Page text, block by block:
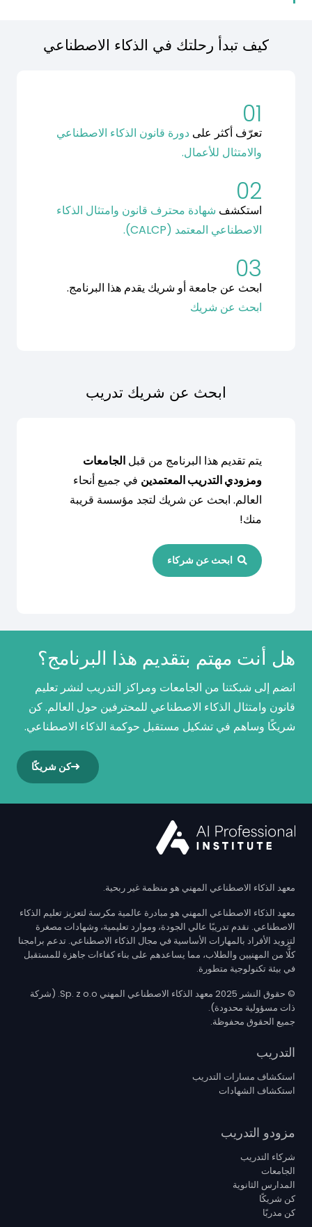
كيف تبدأ رحلتك في الذكاء الاصطناعي
01
تعرّف أكثر على دورة قانون الذكاء الاصطناعي
والامتثال للأعمال.
02
استكشف شهادة محترف قانون وامتثال الذكاء
الاصطناعي المعتمد (CALCP).
03
ابحث عن جامعة أو شريك يقدم هذا البرنامج.
ابحث عن شريك
ابحث عن شريك تدريب
يتم تقديم هذا البرنامج من قبل الجامعات
ومزودي التدريب المعتمدين في جميع أنحاء
العالم. ابحث عن شريك لتجد مؤسسة قريبة
منك!
ابحث عن شركاء
هل أنت مهتم بتقديم هذا البرنامج؟
انضم إلى شبكتنا من الجامعات ومراكز التدريب لنشر تعليم
قانون وامتثال الذكاء الاصطناعي للمحترفين حول العالم. كن
شريكًا وساهم في تشكيل مستقبل حوكمة الذكاء الاصطناعي.
كن شريكًا
معهد الذكاء الاصطناعي المهني هو منظمة غير ربحية.
معهد الذكاء الاصطناعي المهني هو مبادرة عالمية مكرسة لتعزيز تعليم الذكاء
الاصطناعي. نقدم تدريبًا عالي الجودة، وموارد تعليمية، وشهادات مصغرة
لتزويد الأفراد بالمهارات الأساسية في مجال الذكاء الاصطناعي. تدعم برامجنا
كلًّا من المهنيين والطلاب، مما يساعدهم على بناء كفاءات جاهزة للمستقبل
في بيئة تكنولوجية متطورة.
© حقوق النشر 2025 معهد الذكاء الاصطناعي المهني Sp. z o.o. (شركة
ذات مسؤولية محدودة).
جميع الحقوق محفوظة.
التدريب
استكشاف مسارات التدريب
استكشاف الشهادات
مزودو التدريب
شركاء التدريب
الجامعات
المدارس الثانوية
كن شريكًا
كن مدربًا